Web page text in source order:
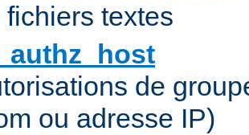
fichiers textes
de
ou adresse IP)